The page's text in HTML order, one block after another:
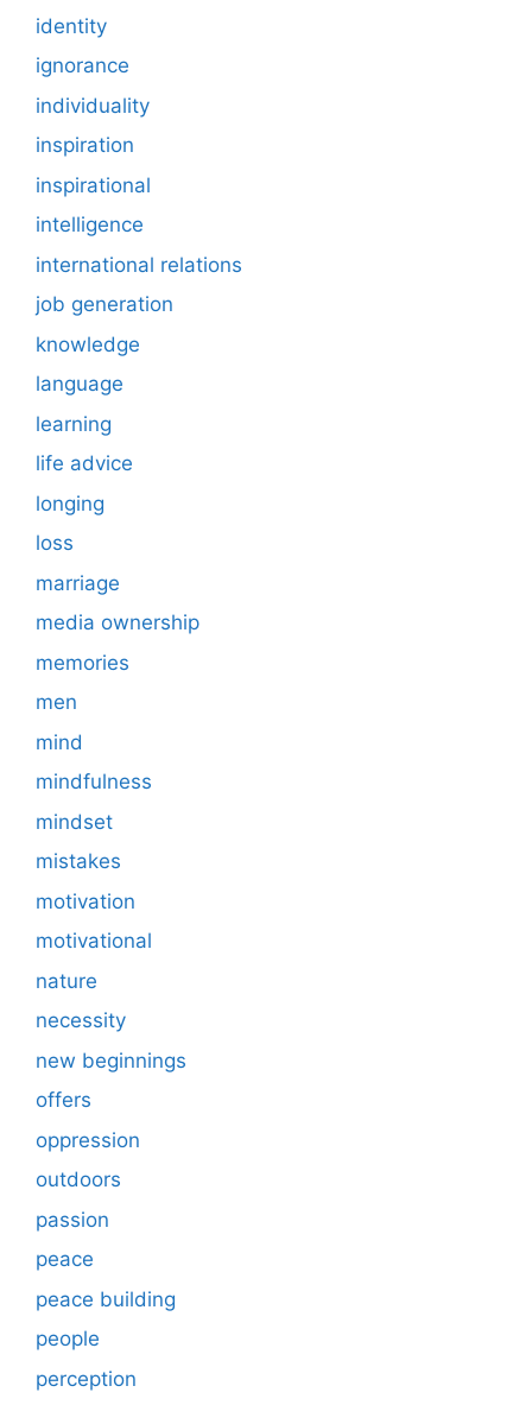
identity
ignorance
individuality
inspiration
inspirational
intelligence
international relations
job generation
knowledge
language
learning
life advice
longing
loss
marriage
media ownership
memories
men
mind
mindfulness
mindset
mistakes
motivation
motivational
nature
necessity
new beginnings
offers
oppression
outdoors
passion
peace
peace building
people
perception